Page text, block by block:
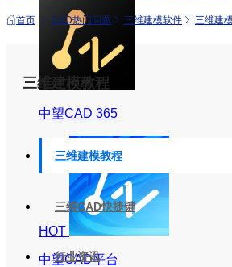
中望CAD 365
HOT
中望CAD平台
首页 CAD热门问题 三维建模软件 三维建
三维建模教程
三维建模教程
三维CAD快捷键
行业资讯